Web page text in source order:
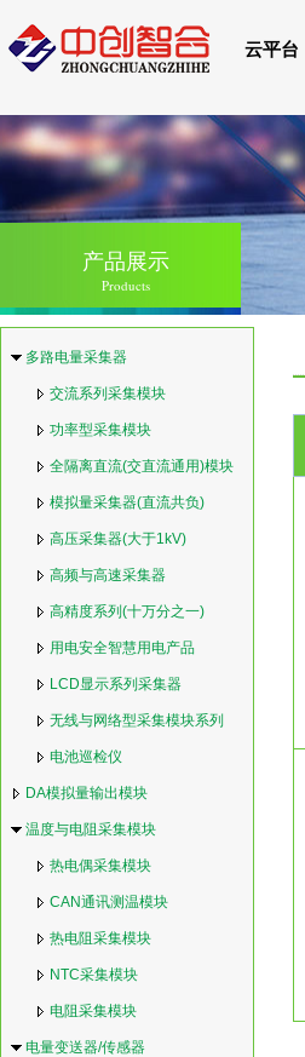
云平台
产品展示
Products
多路电量采集器
交流系列采集模块
功率型采集模块
全隔离直流(交直流通用)模块
模拟量采集器(直流共负)
高压采集器(大于1kV)
高频与高速采集器
高精度系列(十万分之一)
用电安全智慧用电产品
LCD显示系列采集器
无线与网络型采集模块系列
电池巡检仪
DA模拟量输出模块
温度与电阻采集模块
热电偶采集模块
CAN通讯测温模块
热电阻采集模块
NTC采集模块
电阻采集模块
电量变送器/传感器